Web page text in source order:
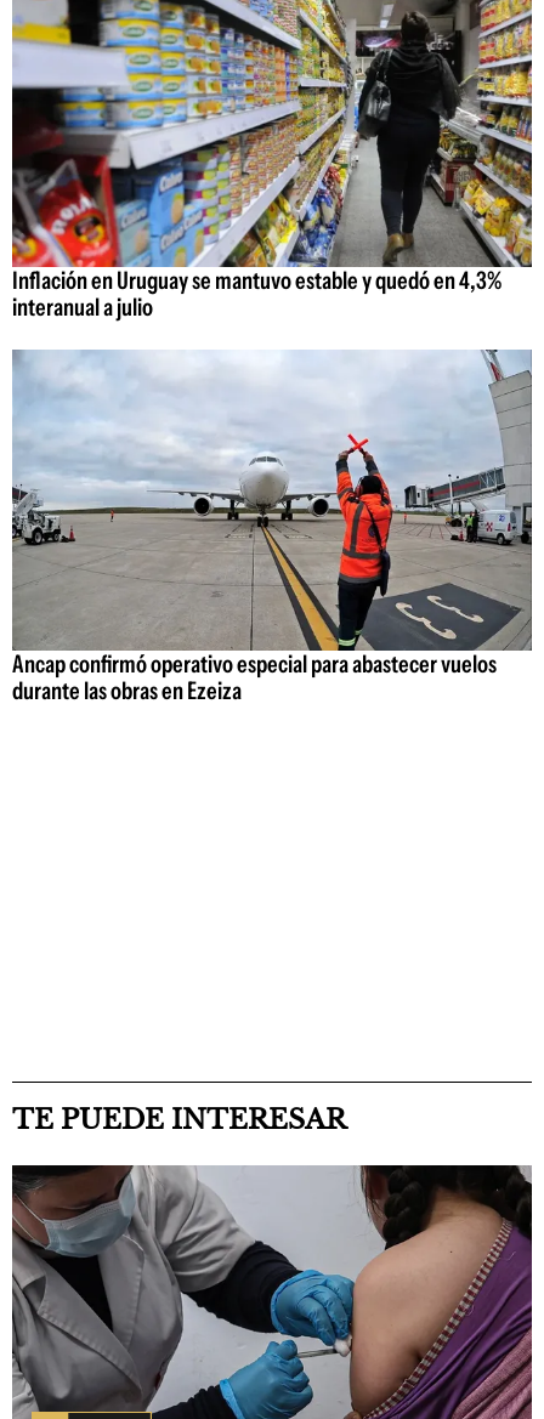
Inflación en Uruguay se mantuvo estable y quedó en 4,3%
interanual a julio
Ancap confirmó operativo especial para abastecer vuelos
durante las obras en Ezeiza
TE PUEDE INTERESAR